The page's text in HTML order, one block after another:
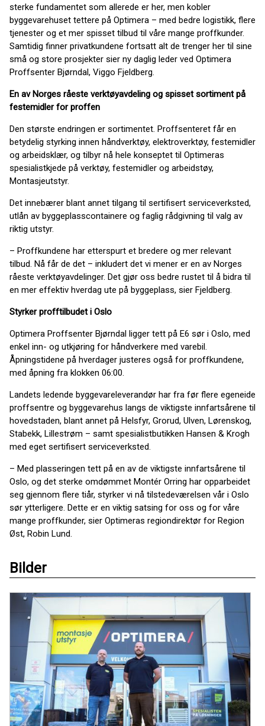
sterke fundamentet som allerede er her, men kobler
byggevarehuset tettere på Optimera – med bedre logistikk, flere
tjenester og et mer spisset tilbud til våre mange proffkunder.
Samtidig finner privatkundene fortsatt alt de trenger her til sine
små og store prosjekter sier ny daglig leder ved Optimera
Proffsenter Bjørndal, Viggo Fjeldberg.
En av Norges råeste verktøyavdeling og spisset sortiment på
festemidler for proffen
Den største endringen er sortimentet. Proffsenteret får en
betydelig styrking innen håndverktøy, elektroverktøy, festemidler
og arbeidsklær, og tilbyr nå hele konseptet til Optimeras
spesialistkjede på verktøy, festemidler og arbeidstøy,
Montasjeutstyr.
Det innebærer blant annet tilgang til sertifisert serviceverksted,
utlån av byggeplasscontainere og faglig rådgivning til valg av
riktig utstyr.
– Proffkundene har etterspurt et bredere og mer relevant
tilbud. Nå får de det – inkludert det vi mener er en av Norges
råeste verktøyavdelinger. Det gjør oss bedre rustet til å bidra til
en mer effektiv hverdag ute på byggeplass, sier Fjeldberg.
Styrker profftilbudet i Oslo
Optimera Proffsenter Bjørndal ligger tett på E6 sør i Oslo, med
enkel inn- og utkjøring for håndverkere med varebil.
Åpningstidene på hverdager justeres også for proffkundene,
med åpning fra klokken 06:00.
Landets ledende byggevareleverandør har fra før flere egeneide
proffsentre og byggevarehus langs de viktigste innfartsårene til
hovedstaden, blant annet på Helsfyr, Grorud, Ulven, Lørenskog,
Stabekk, Lillestrøm – samt spesialistbutikken Hansen & Krogh
med eget sertifisert serviceverksted.
– Med plasseringen tett på en av de viktigste innfartsårene til
Oslo, og det sterke omdømmet Montér Orring har opparbeidet
seg gjennom flere tiår, styrker vi nå tilstedeværelsen vår i Oslo
sør ytterligere. Dette er en viktig satsing for oss og for våre
mange proffkunder, sier Optimeras regiondirektør for Region
Øst, Robin Lund.
Bilder